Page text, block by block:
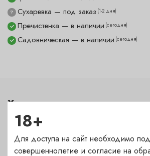
✓ Пречистенка — в наличии (сегодня)
✓ Садовническая — в наличии (сегодня)
? Сухаревка — под заказ (1-2 дня)
Характеристики
Страна
Италия
18+
Для доступа на сайт необходимо
совершеннолетие и согласие на